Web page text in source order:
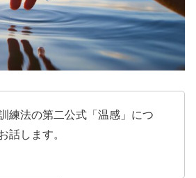
練法の第二公式「温感」につ
話します。